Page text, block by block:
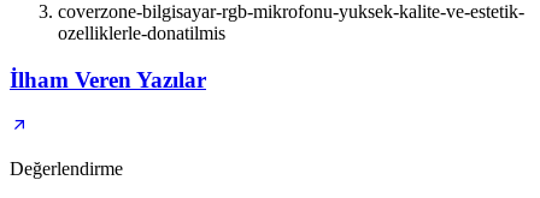
coverzone-bilgisayar-rgb-mikrofonu-yuksek-kalite-ve-estetik-
ozelliklerle-donatilmis
İlham Veren Yazılar
Değerlendirme